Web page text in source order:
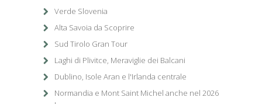
Verde Slovenia
Alta Savoia da Scoprire
Sud Tirolo Gran Tour
Laghi di Plivitce, Meraviglie dei Balcani
Dublino, Isole Aran e l'Irlanda centrale
Normandia e Mont Saint Michel anche nel 2026